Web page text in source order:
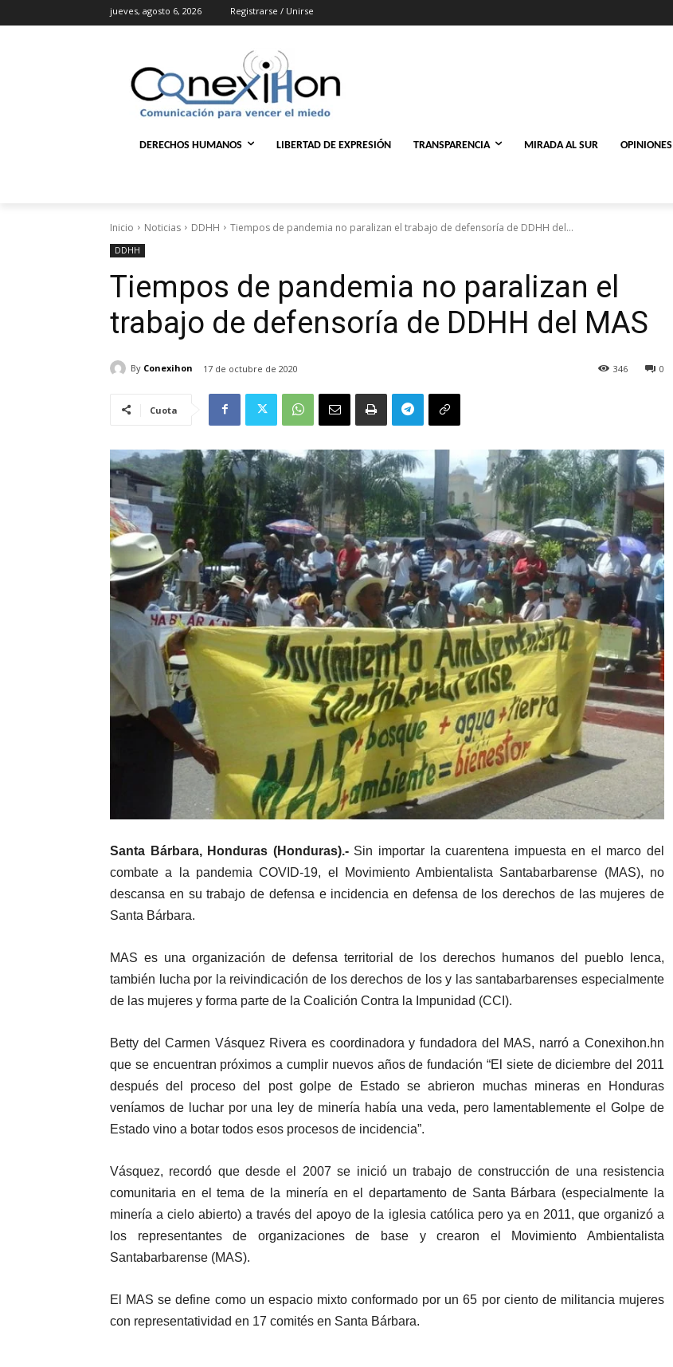
jueves, agosto 6, 2026 Registrarse / Unirse
DERECHOS HUMANOS LIBERTAD DE EXPRESIÓN TRANSPARENCIA MIRADA AL SUR OPINIONES
Inicio Noticias DDHH Tiempos de pandemia no paralizan el trabajo de defensoría de DDHH del...
DDHH
Tiempos de pandemia no paralizan el
trabajo de defensoría de DDHH del MAS
By Conexihon 17 de octubre de 2020 0
346
Cuota
Santa Bárbara, Honduras (Honduras).-Sin importar la cuarentena impuesta en el marco del
combate a la pandemia COVID-19, el Movimiento Ambientalista Santabarbarense (MAS), no
descansa en su trabajo de defensa e incidencia en defensa de los derechos de las mujeres de
Santa Bárbara.
MAS es una organización de defensa territorial de los derechos humanos del pueblo lenca,
también lucha por la reivindicación de los derechos de los y las santabarbarenses especialmente
de las mujeres y forma parte de la Coalición Contra la Impunidad (CCI).
Betty del Carmen Vásquez Rivera es coordinadora y fundadora del MAS, narró a Conexihon.hn
que se encuentran próximos a cumplir nuevos años de fundación “El siete de diciembre del 2011
después del proceso del post golpe de Estado se abrieron muchas mineras en Honduras
veníamos de luchar por una ley de minería había una veda, pero lamentablemente el Golpe de
Estado vino a botar todos esos procesos de incidencia”.
Vásquez, recordó que desde el 2007 se inició un trabajo de construcción de una resistencia
comunitaria en el tema de la minería en el departamento de Santa Bárbara (especialmente la
minería a cielo abierto) a través del apoyo de la iglesia católica pero ya en 2011, que organizó a
los representantes de organizaciones de base y crearon el Movimiento Ambientalista
Santabarbarense (MAS).
El MAS se define como un espacio mixto conformado por un 65 por ciento de militancia mujeres
con representatividad en 17 comités en Santa Bárbara.